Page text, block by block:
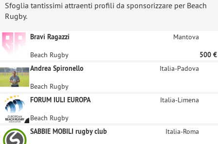
Sfoglia tantissimi attraenti profili da sponsorizzare per Beach
Rugby.
Bravi Ragazzi Mantova
Beach Rugby
500 €
Andrea Spironello
Italia-Padova
Beach Rugby
FORUM IULI EUROPA
Italia-Limena
Beach Rugby
SABBIE MOBILI rugby club
Italia-Roma